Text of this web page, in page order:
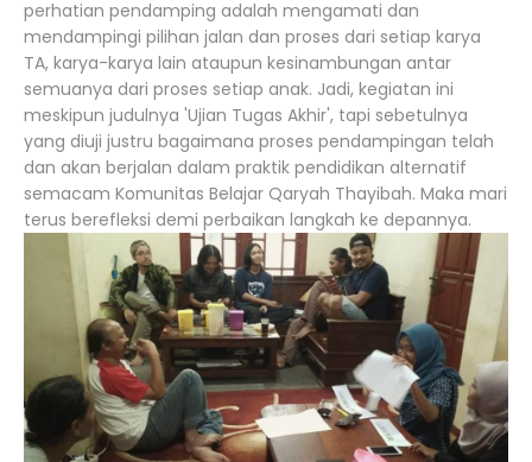
perhatian pendamping adalah mengamati dan
mendampingi pilihan jalan dan proses dari setiap karya
TA, karya-karya lain ataupun kesinambungan antar
semuanya dari proses setiap anak. Jadi, kegiatan ini
meskipun judulnya 'Ujian Tugas Akhir', tapi sebetulnya
yang diuji justru bagaimana proses pendampingan telah
dan akan berjalan dalam praktik pendidikan alternatif
semacam Komunitas Belajar Qaryah Thayibah. Maka mari
terus berefleksi demi perbaikan langkah ke depannya.